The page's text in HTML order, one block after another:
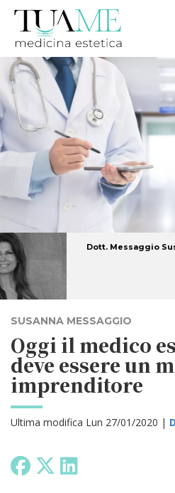
Dott. Messaggio
SUSANNA MESSAGGIO
Oggi il medico
deve essere un
imprenditore
Ultima modifica Lun 27/01/2020 |